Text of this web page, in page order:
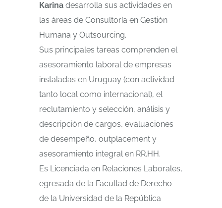
Karina desarrolla sus actividades en
las áreas de Consultoría en Gestión
Humana y Outsourcing.
Sus principales tareas comprenden el
asesoramiento laboral de empresas
instaladas en Uruguay (con actividad
tanto local como internacional), el
reclutamiento y selección, análisis y
descripción de cargos, evaluaciones
de desempeño, outplacement y
asesoramiento integral en RR.HH.
Es Licenciada en Relaciones Laborales,
egresada de la Facultad de Derecho
de la Universidad de la República